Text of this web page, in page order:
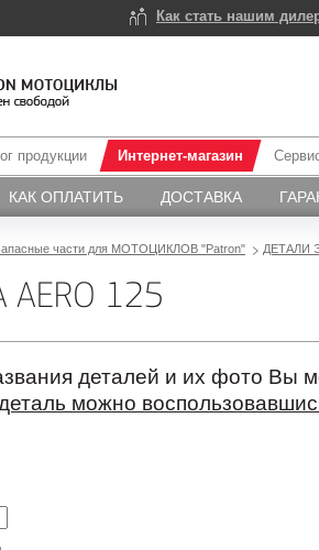
Как стать нашим
продукции Интернет-магазин
КАК ОПЛАТИТЬ ДОСТАВКА
части для МОТОЦИКЛОВ "Patron" ДЕТАЛИ
AERO 125
деталей и их фото Вы
можно